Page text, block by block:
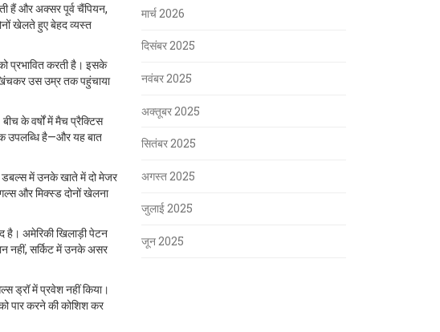
हैं और अक्सर पूर्व चैंपियन,
खेलते हुए बेहद व्यस्त
प्रभावित करती है। इसके
उस उम्र तक पहुंचाया
के वर्षों में मैच प्रैक्टिस
उपलब्धि है—और यह बात
डबल्स में उनके खाते में दो मेजर
और मिक्स्ड दोनों खेलना
है। अमेरिकी खिलाड़ी पेटन
नहीं, सर्किट में उनके असर
ड्रॉ में प्रवेश नहीं किया।
पार करने की कोशिश कर
मार्च 2026
दिसंबर 2025
नवंबर 2025
अक्तूबर 2025
सितंबर 2025
अगस्त 2025
जुलाई 2025
जून 2025